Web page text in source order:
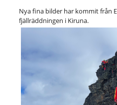
Nya fina bilder har kommit från
fjällräddningen i Kiruna.